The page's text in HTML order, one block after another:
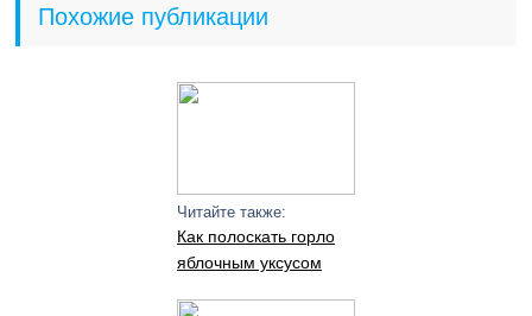
Похожие публикации
Читайте также:
Как полоскать горло
яблочным уксусом